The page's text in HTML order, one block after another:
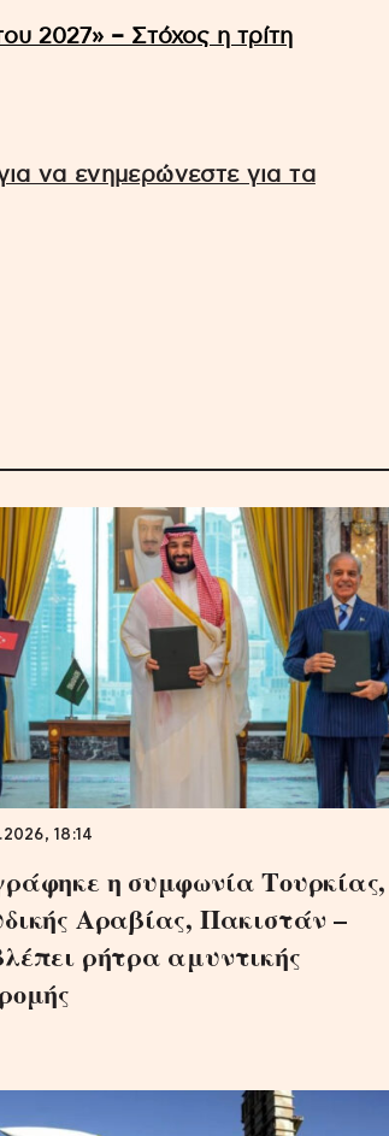
2027» – Στόχος η τρίτη
να ενημερώνεστε για τα
18:14
η συμφωνία Τουρκίας,
Αραβίας, Πακιστάν –
ρήτρα αμυντικής